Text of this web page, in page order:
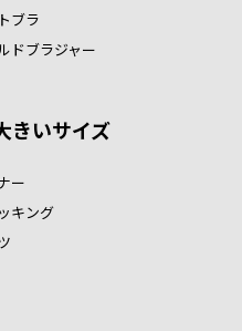
ブラ
ドブラジャー
きいサイズ
ー
キング